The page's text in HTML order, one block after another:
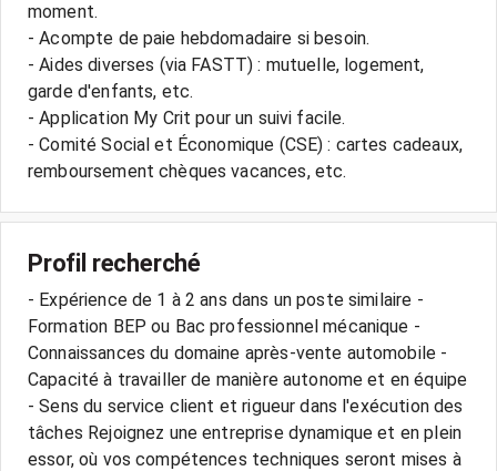
moment.
- Acompte de paie hebdomadaire si besoin.
- Aides diverses (via FASTT) : mutuelle, logement,
garde d'enfants, etc.
- Application My Crit pour un suivi facile.
- Comité Social et Économique (CSE) : cartes cadeaux,
Profil recherché
- Expérience de 1 à 2 ans dans un poste similaire -
Formation BEP ou Bac professionnel mécanique -
Connaissances du domaine après-vente automobile -
Capacité à travailler de manière autonome et en équipe
- Sens du service client et rigueur dans l'exécution des
tâches Rejoignez une entreprise dynamique et en plein
essor, où vos compétences techniques seront mises à